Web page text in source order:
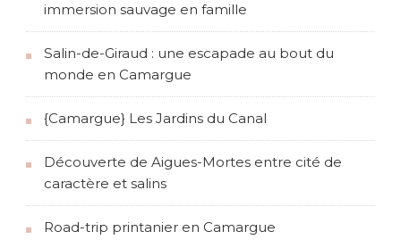
immersion sauvage en famille
Salin-de-Giraud : une escapade au bout du
monde en Camargue
{Camargue} Les Jardins du Canal
Découverte de Aigues-Mortes entre cité de
caractère et salins
Road-trip printanier en Camargue